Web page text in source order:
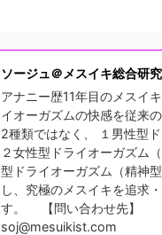
ソージュ＠メスイキ総合研
アナニー歴11年目のメスイ
イオーガズムの快感を従来
2種類ではなく、 １男性型
２女性型ドライオーガズム
型ドライオーガズム（精神
し、究極のメスイキを追求
す。 【問い合わせ先】
soj@mesuikist.com